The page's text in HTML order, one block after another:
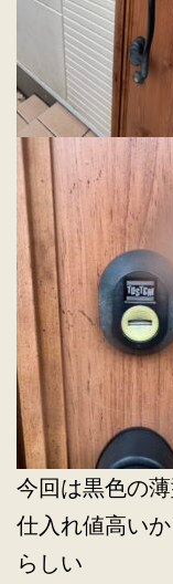
今回は黒色の
仕入れ値高い
らしい